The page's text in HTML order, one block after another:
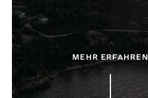
MEHR ERFAHREN